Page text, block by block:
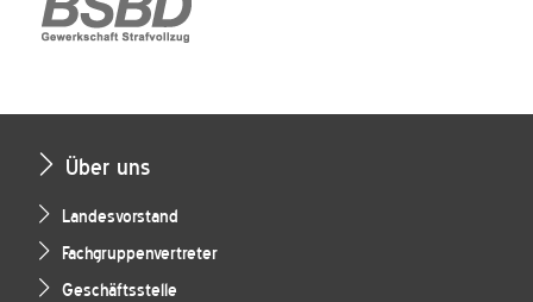
Über uns
Landesvorstand
Fachgruppenvertreter
Geschäftsstelle